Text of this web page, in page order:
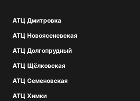
АТЦ Дмитровка
АТЦ Новоясеневская
АТЦ Долгопрудный
АТЦ Щёлковская
АТЦ Семеновская
АТЦ Химки